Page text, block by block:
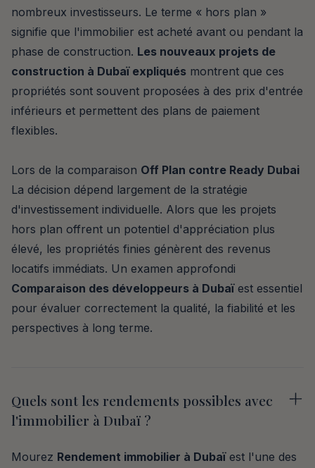
nombreux investisseurs. Le terme « hors plan »
signifie que l'immobilier est acheté avant ou pendant la
phase de construction. Les nouveaux projets de
construction à Dubaï expliqués montrent que ces
propriétés sont souvent proposées à des prix d'entrée
inférieurs et permettent des plans de paiement
flexibles.
Lors de la comparaison Off Plan contre Ready Dubai
La décision dépend largement de la stratégie
d'investissement individuelle. Alors que les projets
hors plan offrent un potentiel d'appréciation plus
élevé, les propriétés finies génèrent des revenus
locatifs immédiats. Un examen approfondi
Comparaison des développeurs à Dubaïest essentiel
pour évaluer correctement la qualité, la fiabilité et les
perspectives à long terme.
Quels sont les rendements possibles avec
l'immobilier à Dubaï ?
Mourez Rendement immobilier à Dubaïest l'une des